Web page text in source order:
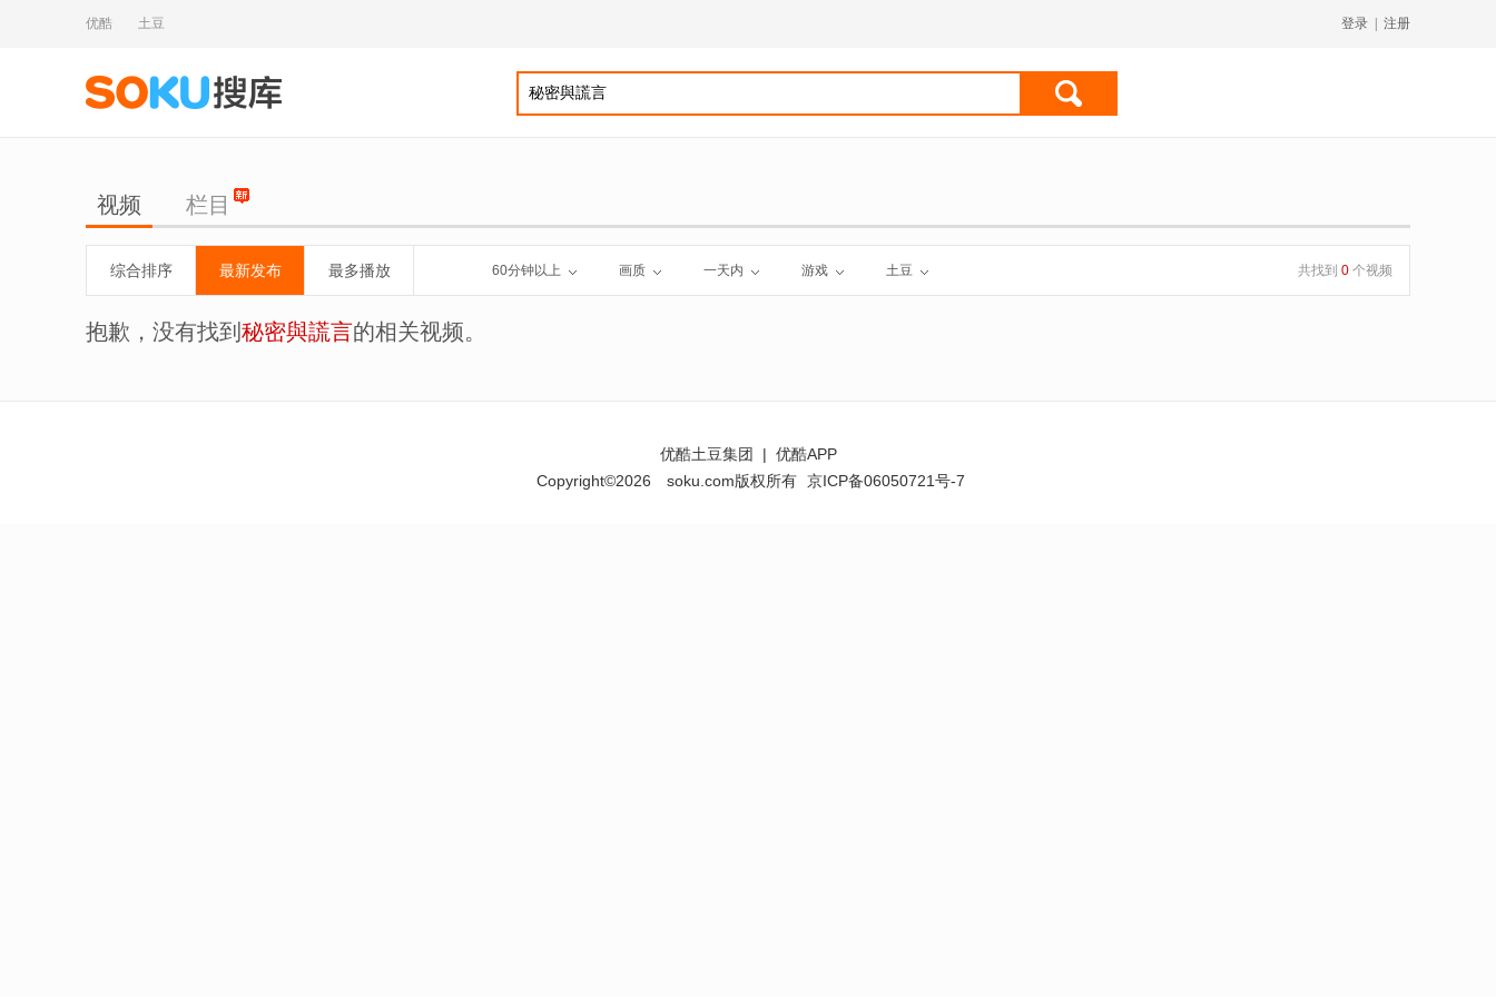
优酷 土豆 登录 注册
视频 栏目
综合排序 最新发布 最多播放 60分钟以上 画质 一天内 游戏 土豆 共找到 0 个视频
抱歉，没有找到 秘密與謊言的相关视频。
优酷土豆集团 | 优酷APP
Copyright©2026
soku.com版权所有 京ICP备06050721号-7